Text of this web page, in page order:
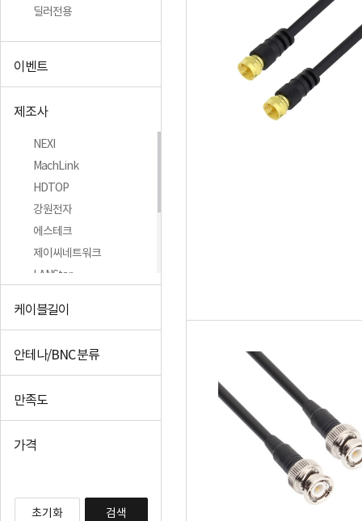
딜러전용
이벤트
제조사
NEXI
MachLink
HDTOP
강원전자
에스테크
제이씨네트워크
LANStar
대원TMT
케이블길이
안테나/BNC 분류
만족도
가격
초기화 검색